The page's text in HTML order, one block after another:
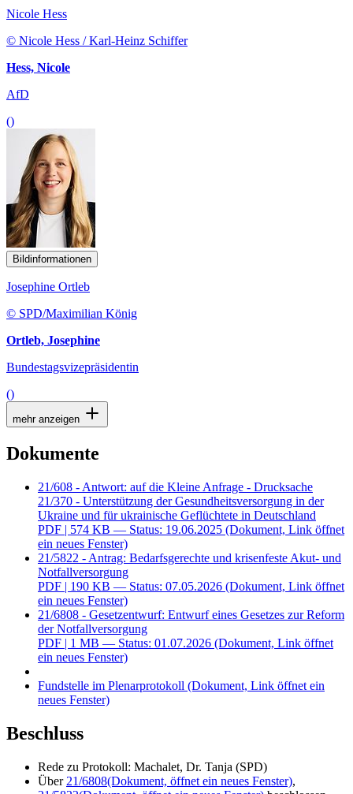
Nicole Hess
© Nicole Hess / Karl-Heinz Schiffer
Hess, Nicole
AfD
()
Bildinformationen
Josephine Ortleb
© SPD/Maximilian König
Ortleb, Josephine
Bundestagsvizepräsidentin
()
mehr anzeigen
Dokumente
21/608 - Antwort: auf die Kleine Anfrage - Drucksache
21/370 - Unterstützung der Gesundheitsversorgung in der
Ukraine und für ukrainische Geflüchtete in Deutschland
PDF | 574 KB — Status: 19.06.2025 (Dokument, Link öffnet
ein neues Fenster)
21/5822 - Antrag: Bedarfsgerechte und krisenfeste Akut- und
Notfallversorgung
PDF | 190 KB — Status: 07.05.2026 (Dokument, Link öffnet
ein neues Fenster)
21/6808 - Gesetzentwurf: Entwurf eines Gesetzes zur Reform
der Notfallversorgung
PDF | 1 MB — Status: 01.07.2026 (Dokument, Link öffnet
ein neues Fenster)
Fundstelle im Plenarprotokoll (Dokument, Link öffnet ein
neues Fenster)
Beschluss
Rede zu Protokoll: Machalet, Dr. Tanja (SPD)
Über 21/6808(Dokument, öffnet ein neues Fenster),